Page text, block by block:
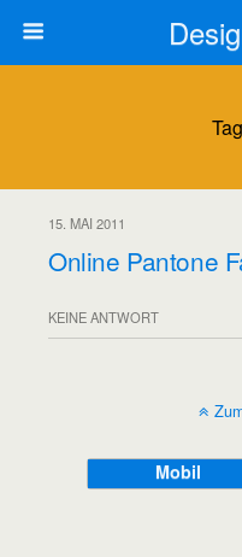
15. MAI 2011
Online Pantone
KEINE ANTWORT
Mobil